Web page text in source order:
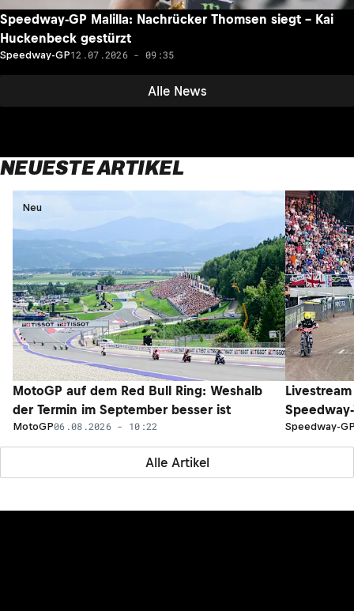
Alle News
Speedway-GP Malilla: Nachrücker Thomsen siegt – Kai
Huckenbeck gestürzt
Speedway-GP12.07.2026 - 09:35
NEUESTE ARTIKEL
Alle Artikel
Neu
MotoGP auf dem Red Bull Ring: Weshalb
der Termin im September besser ist
MotoGP06.08.2026 - 10:22
Neu
Speedway-